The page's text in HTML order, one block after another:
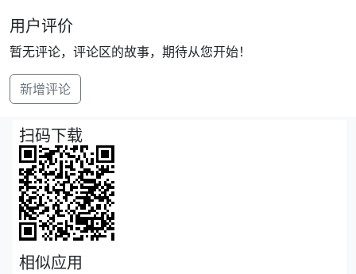
用户评价
暂无评论，评论区的故事，期待从您开始！
新增评论
扫码下载
相似应用